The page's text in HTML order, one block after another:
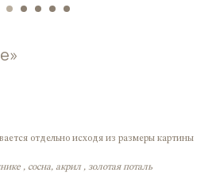
отдельно исходя из размеры картины
, сосна, акрил , золотая поталь